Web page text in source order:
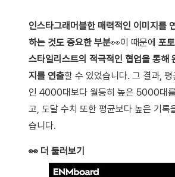
인스타그래머블한 매력적인 이미지를
하는 것도 중요한 부분👀이 때문에 포
스타일리스트의 적극적인 협업을 통해
지를 연출할 수 있었습니다. 그 결과, 평
인 4000대보다 월등히 높은 5000대
고, 도달 수치 또한 평균보다 높은 기록
습니다.
👀 더 둘러보기